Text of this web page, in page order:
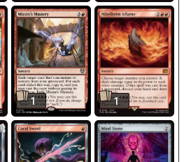
1 1